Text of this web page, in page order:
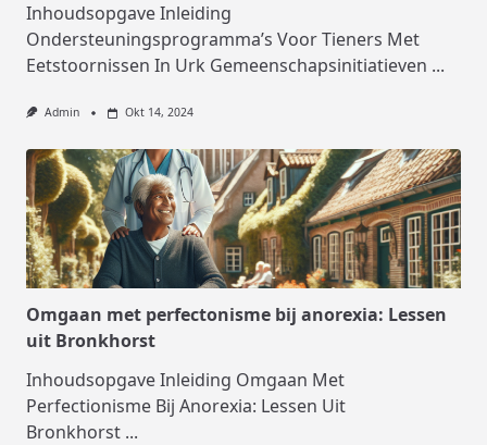
Inhoudsopgave Inleiding
Ondersteuningsprogramma’s Voor Tieners Met
Eetstoornissen In Urk Gemeenschapsinitiatieven ...
Admin Okt 14, 2024
Omgaan met perfectonisme bij anorexia: Lessen
uit Bronkhorst
Inhoudsopgave Inleiding Omgaan Met
Perfectionisme Bij Anorexia: Lessen Uit
Bronkhorst ...